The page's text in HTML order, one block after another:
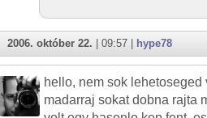
2006. október 22. | 09:57 | hype78
hello, nem sok
madarraj sokat dobna rajta